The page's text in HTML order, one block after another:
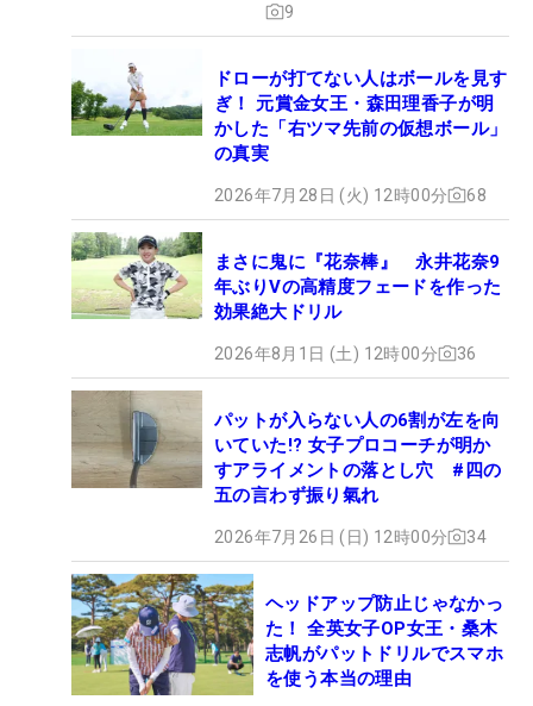
9
ドローが打てない人はボールを見す
ぎ！ 元賞金女王・森田理香子が明
かした「右ツマ先前の仮想ボール」
の真実
2026年7月28日 (火) 12時00分 68
まさに鬼に『花奈棒』 永井花奈9
年ぶりVの高精度フェードを作った
効果絶大ドリル
2026年8月1日 (土) 12時00分 36
パットが入らない人の6割が左を向
いていた!? 女子プロコーチが明か
すアライメントの落とし穴 #四の
五の言わず振り氣れ
2026年7月26日 (日) 12時00分 34
ヘッドアップ防止じゃなかっ
た！ 全英女子OP女王・桑木
志帆がパットドリルでスマホ
を使う本当の理由